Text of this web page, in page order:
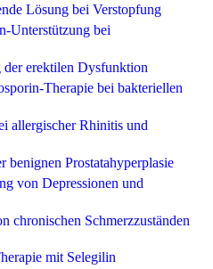
Lösung bei Verstopfung
Unterstützung bei
erektilen Dysfunktion
Therapie bei bakteriellen
allergischer Rhinitis und
Prostatahyperplasie
von Depressionen und
chronischen Schmerzzuständen
mit Selegilin